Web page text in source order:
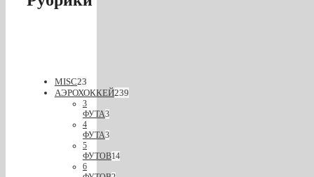
MISC23
АЭРОХОККЕЙ239
3
ФУТА3
4
ФУТА3
5
ФУТОВ14
6